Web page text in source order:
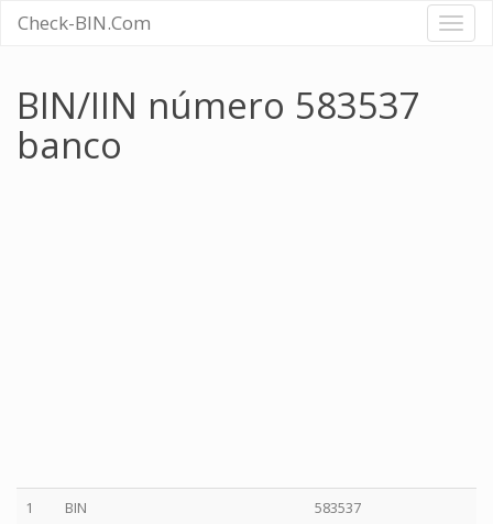
Toggle
Check-BIN.Com
BIN/IIN número 583537
banco
1 BIN
583537